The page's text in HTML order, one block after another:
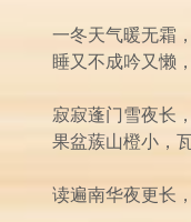
一冬天气暖无霜，
睡又不成吟又懒，
寂寂蓬门雪夜长，
果盆蔟山橙小，瓦
读遍南华夜更长，